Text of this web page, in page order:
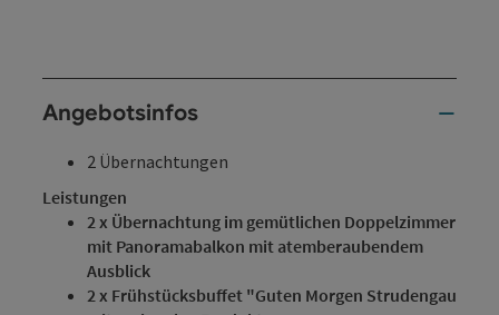
Angebotsinfos
2 Übernachtungen
Leistungen
2 x Übernachtung im gemütlichen Doppelzimmer
mit Panoramabalkon mit atemberaubendem
Ausblick
2 x Frühstücksbuffet "Guten Morgen Strudengau